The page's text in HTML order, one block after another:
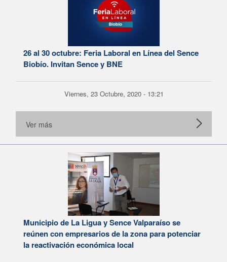
26 al 30 octubre: Feria Laboral en Línea del Sence
Biobío. Invitan Sence y BNE
Viernes, 23 Octubre, 2020 - 13:21
Ver más
Municipio de La Ligua y Sence Valparaíso se
reúnen con empresarios de la zona para potenciar
la reactivación económica local